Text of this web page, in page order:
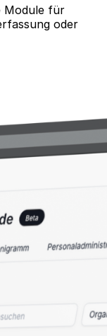
Module für
oder